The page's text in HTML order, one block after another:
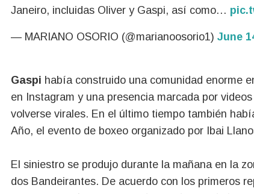
Janeiro, incluidas Oliver y Gaspi, así como…
— MARIANO OSORIO (@marianoosorio1) June
Gaspi había construido una comunidad enorme
en Instagram y una presencia marcada por
volverse virales. En el último tiempo también
Año, el evento de boxeo organizado por Ibai
El siniestro se produjo durante la mañana en la
dos Bandeirantes. De acuerdo con los primeros